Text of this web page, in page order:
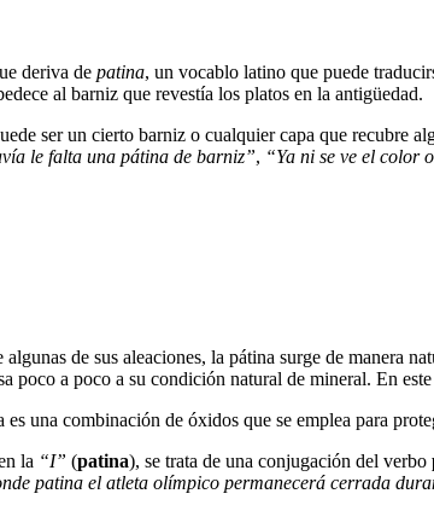
deriva de patina, un vocablo latino que puede
al barniz que revestía los platos en la antigüedad.
ser un cierto barniz o cualquier capa que recubre
le falta una pátina de barniz”, “Ya ni se ve el color
de sus aleaciones, la pátina surge de manera
poco a poco a su condición natural de mineral. En
es una combinación de óxidos que se emplea para
la “I” (patina), se trata de una conjugación del verbo
patina el atleta olímpico permanecerá cerrada